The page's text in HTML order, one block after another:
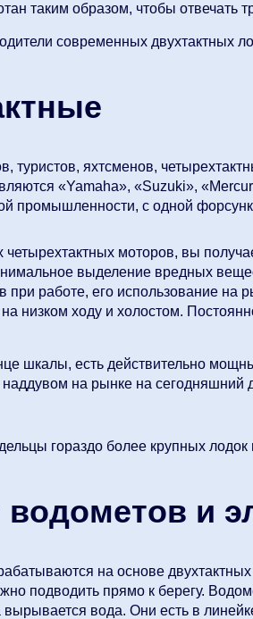
таким образом, чтобы
современных двухтактных
туристов, яхтсменов,
«Yamaha», «Suzuki»,
промышленности, с одной
моторов, вы
выделение вредных
работе, его использование на
на низком ходу и холостом.
шкалы, есть действительно
на рынке на сегодняшний
гораздо более крупных
водометов и
на основе
подводить прямо к берегу.
вырывается вода. Они есть в